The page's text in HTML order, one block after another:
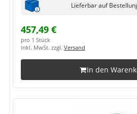
Lieferbar auf
457,49 €
pro 1 Stück
inkl. MwSt. zzgl. Versand
In den